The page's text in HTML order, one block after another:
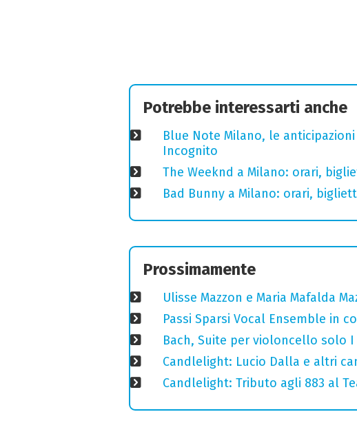
Potrebbe interessarti anche
Blue Note Milano, le
Incognito
The Weeknd a Milano: orari,
Bad Bunny a Milano: orari,
Prossimamente
Ulisse Mazzon e Maria Mafalda
Passi Sparsi Vocal Ensemble in
Bach, Suite per violoncello solo I
Candlelight: Lucio Dalla e altri
Candlelight: Tributo agli 883 al